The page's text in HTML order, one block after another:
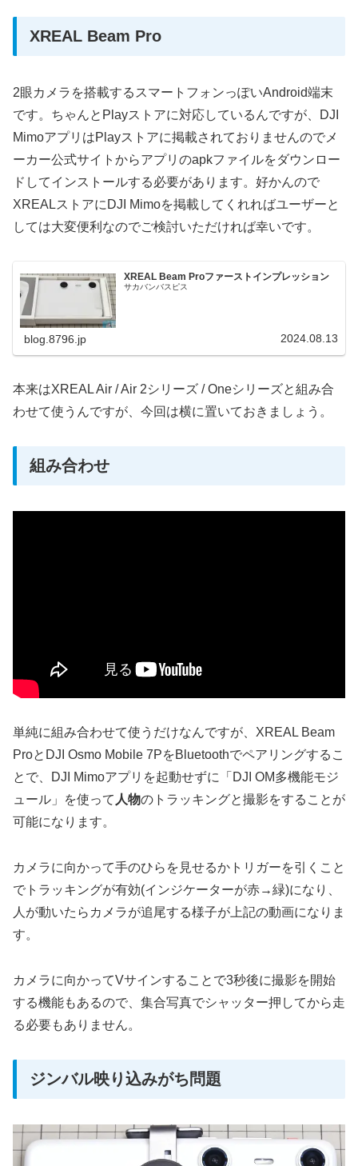
XREAL Beam Pro
2眼カメラを搭載するスマートフォンっぽいAndroid端末
です。ちゃんとPlayストアに対応しているんですが、DJI
MimoアプリはPlayストアに掲載されておりませんのでメ
ーカー公式サイトからアプリのapkファイルをダウンロー
ドしてインストールする必要があります。好かんので
XREALストアにDJI Mimoを掲載してくれればユーザーと
しては大変便利なのでご検討いただければ幸いです。
XREAL Beam Proファーストインプレッション
サカバンバスピス
blog.8796.jp 2024.08.13
本来はXREAL Air / Air 2シリーズ / Oneシリーズと組み合
わせて使うんですが、今回は横に置いておきましょう。
組み合わせ
単純に組み合わせて使うだけなんですが、XREAL Beam
ProとDJI Osmo Mobile 7PをBluetoothでペアリングするこ
とで、DJI Mimoアプリを起動せずに「DJI OM多機能モジ
ュール」を使って 人物のトラッキングと撮影をすることが
可能になります。
カメラに向かって手のひらを見せるかトリガーを引くこと
でトラッキングが有効(インジケーターが赤→緑)になり、
人が動いたらカメラが追尾する様子が上記の動画になりま
す。
カメラに向かってVサインすることで3秒後に撮影を開始
する機能もあるので、集合写真でシャッター押してから走
る必要もありません。
ジンバル映り込みがち問題